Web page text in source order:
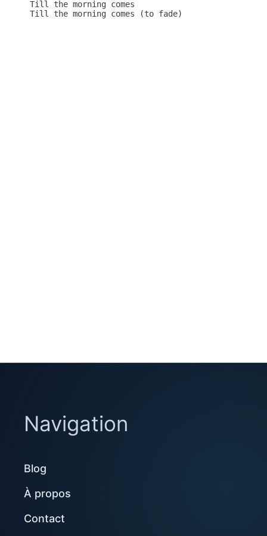
Till the morning comes
Till the morning comes (to fade)
Navigation
Blog
À propos
Contact